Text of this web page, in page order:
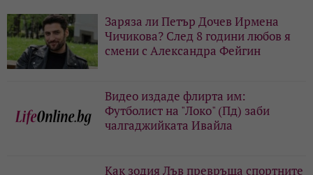
Заряза ли Петър Дочев Ирмена
Чичикова? След 8 години любов я
смени с Александра Фейгин
Видео издаде флирта им:
Футболист на "Локо" (Пд) заби
чалгаджийката Ивайла
Как зодия Лъв превръща спортните